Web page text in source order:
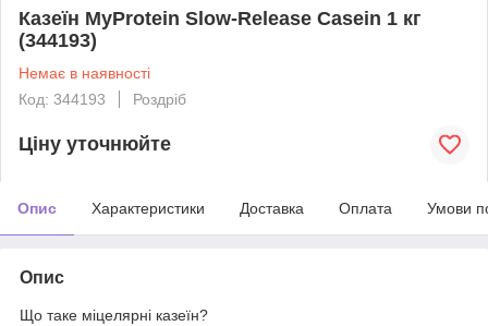
Казеїн MyProtein Slow-Release Casein 1 кг
(344193)
Немає в наявності
Код: 344193
Роздріб
Ціну уточнюйте
Опис Характеристики Доставка Оплата Умови
Опис
Що таке міцелярні казеїн?